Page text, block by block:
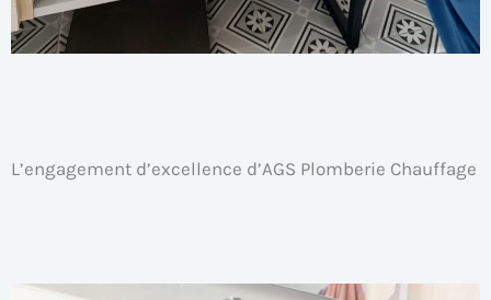
L’engagement d’excellence d’AGS Plomberie Chauffage